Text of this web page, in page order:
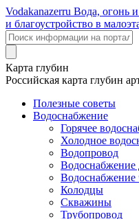
Vodakanazerru Вода, огонь
и благоустройство в
Карта глубин
Российская карта глубин
Полезные советы
Водоснабжение
Горячее
Холодное
Водопровод
Водоснабжение
Водоснабжение
Колодцы
Скважины
Трубопровод